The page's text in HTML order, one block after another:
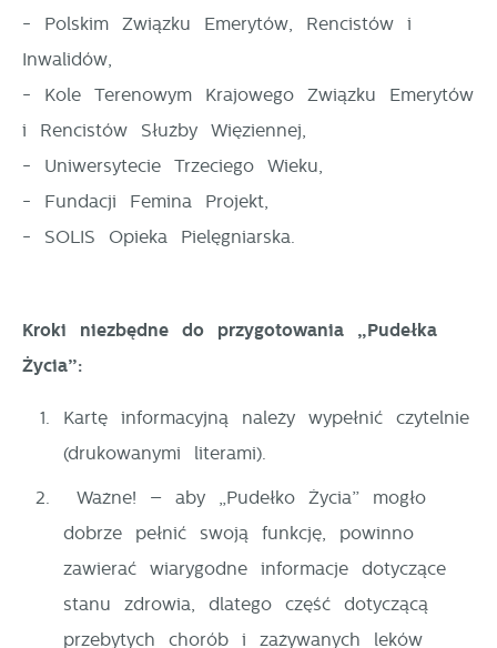
- Polskim Związku Emerytów, Rencistów i
Inwalidów,
- Kole Terenowym Krajowego Związku Emerytów
i Rencistów Służby Więziennej,
- Uniwersytecie Trzeciego Wieku,
- Fundacji Femina Projekt,
- SOLIS Opieka Pielęgniarska.
Kroki niezbędne do przygotowania „Pudełka
Życia”:
Kartę informacyjną należy wypełnić czytelnie
(drukowanymi literami).
Ważne! – aby „Pudełko Życia” mogło
dobrze pełnić swoją funkcję, powinno
zawierać wiarygodne informacje dotyczące
stanu zdrowia, dlatego część dotyczącą
przebytych chorób i zażywanych leków